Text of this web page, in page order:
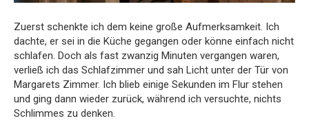
Zuerst schenkte ich dem keine große Aufmerksamkeit. Ich
dachte, er sei in die Küche gegangen oder könne einfach nicht
schlafen. Doch als fast zwanzig Minuten vergangen waren,
verließ ich das Schlafzimmer und sah Licht unter der Tür von
Margarets Zimmer. Ich blieb einige Sekunden im Flur stehen
und ging dann wieder zurück, während ich versuchte, nichts
Schlimmes zu denken.